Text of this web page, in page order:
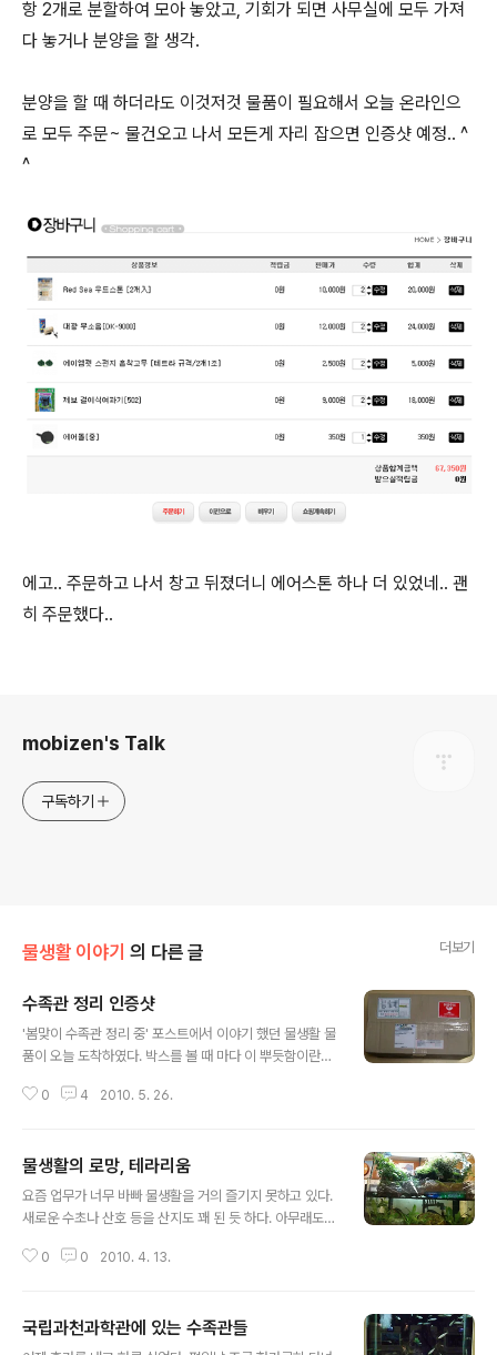
항 2개로 분할하여 모아 놓았고, 기회가 되면 사무실에 모두 가져
다 놓거나 분양을 할 생각.
분양을 할 때 하더라도 이것저것 물품이 필요해서 오늘 온라인으
로 모두 주문~ 물건오고 나서 모든게 자리 잡으면 인증샷 예정.. ^
^
에고.. 주문하고 나서 창고 뒤졌더니 에어스톤 하나 더 있었네.. 괜
히 주문했다..
mobizen's Talk
구독하기
물생활 이야기 의 다른 글 더보기
수족관 정리 인증샷
'봄맞이 수족관 정리 중' 포스트에서 이야기 했던 물생활 물
품이 오늘 도착하였다. 박스를 볼 때 마다 이 뿌듯함이란~
스를 오픈하여 빼낸 물품들.. 이것저것 주문을 했더니 여과
로만 가지고 있어야 할 듯~ 메인 수초 어항은 모든 것을 다
빼내고 씨클 어항으로 변경되었다. 튼튼한 씨클 녀석들이
약 열마리 정도가 잘 뛰어 놀고 있다. 수초 어항에 비하면
치 어항으로 변경하였다. 절대 죽지 않는다는 나나를 현무
0 4 2010. 5. 26.
물생활의 로망, 테라리움
요즘 업무가 너무 바빠 물생활을 거의 즐기지 못하고 있다.
새로운 수초나 산호 등을 산지도 꽤 된 듯 하다. 아무래도
도 손을 쓰지 못하고 있는 형편이다. 하지만, 어딜가던 수족
게 이마트에 있다니 신기할 따름이다. 아래 수초 어항과 구
분짓는 받침대가 있고, 섬프어항과 비슷하게 위의 테라리
0 0 2010. 4. 13.
국립과천과학관에 있는 수족관들